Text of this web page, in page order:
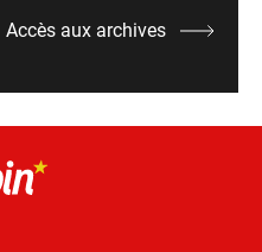
Accès aux archives